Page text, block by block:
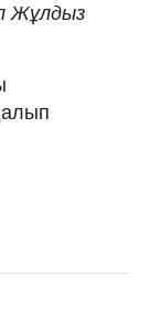
Жұлдыз